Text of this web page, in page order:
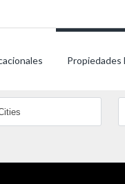
Propiedades